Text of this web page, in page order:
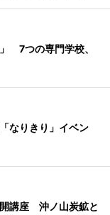
7つの専門学校、
なりきり」イベン
講座 沖ノ山炭鉱と